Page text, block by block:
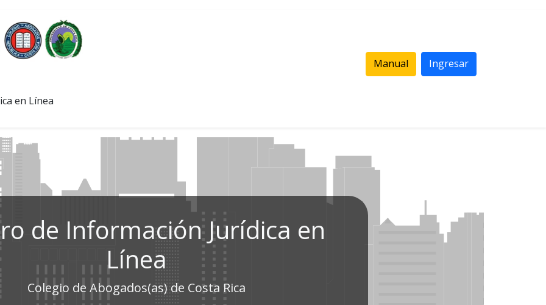
en Línea
Manual Ingresar
de Información Jurídica en
Línea
Colegio de Abogados(as) de Costa Rica